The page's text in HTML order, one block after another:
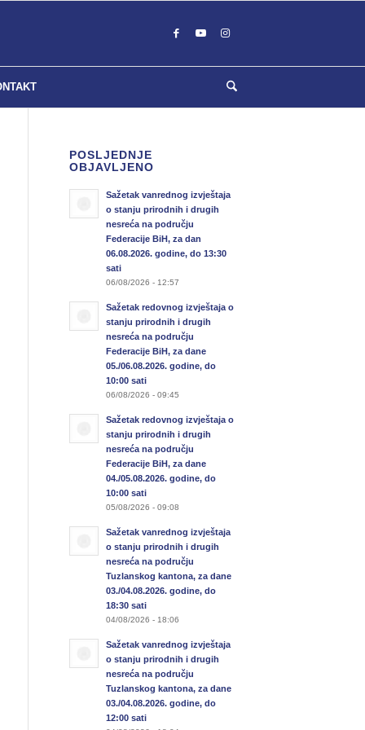
POSLJEDNJE
OBJAVLJENO
Sažetak vanrednog izvještaja
o stanju prirodnih i drugih
nesreća na području
Federacije BiH, za dan
06.08.2026. godine, do 13:30
sati
06/08/2026 - 12:57
Sažetak redovnog izvještaja o
stanju prirodnih i drugih
nesreća na području
Federacije BiH, za dane
05./06.08.2026. godine, do
10:00 sati
06/08/2026 - 09:45
Sažetak redovnog izvještaja o
stanju prirodnih i drugih
nesreća na području
Federacije BiH, za dane
04./05.08.2026. godine, do
10:00 sati
05/08/2026 - 09:08
Sažetak vanrednog izvještaja
o stanju prirodnih i drugih
nesreća na području
Tuzlanskog kantona, za dane
03./04.08.2026. godine, do
18:30 sati
04/08/2026 - 18:06
Sažetak vanrednog izvještaja
o stanju prirodnih i drugih
nesreća na području
Tuzlanskog kantona, za dane
03./04.08.2026. godine, do
12:00 sati